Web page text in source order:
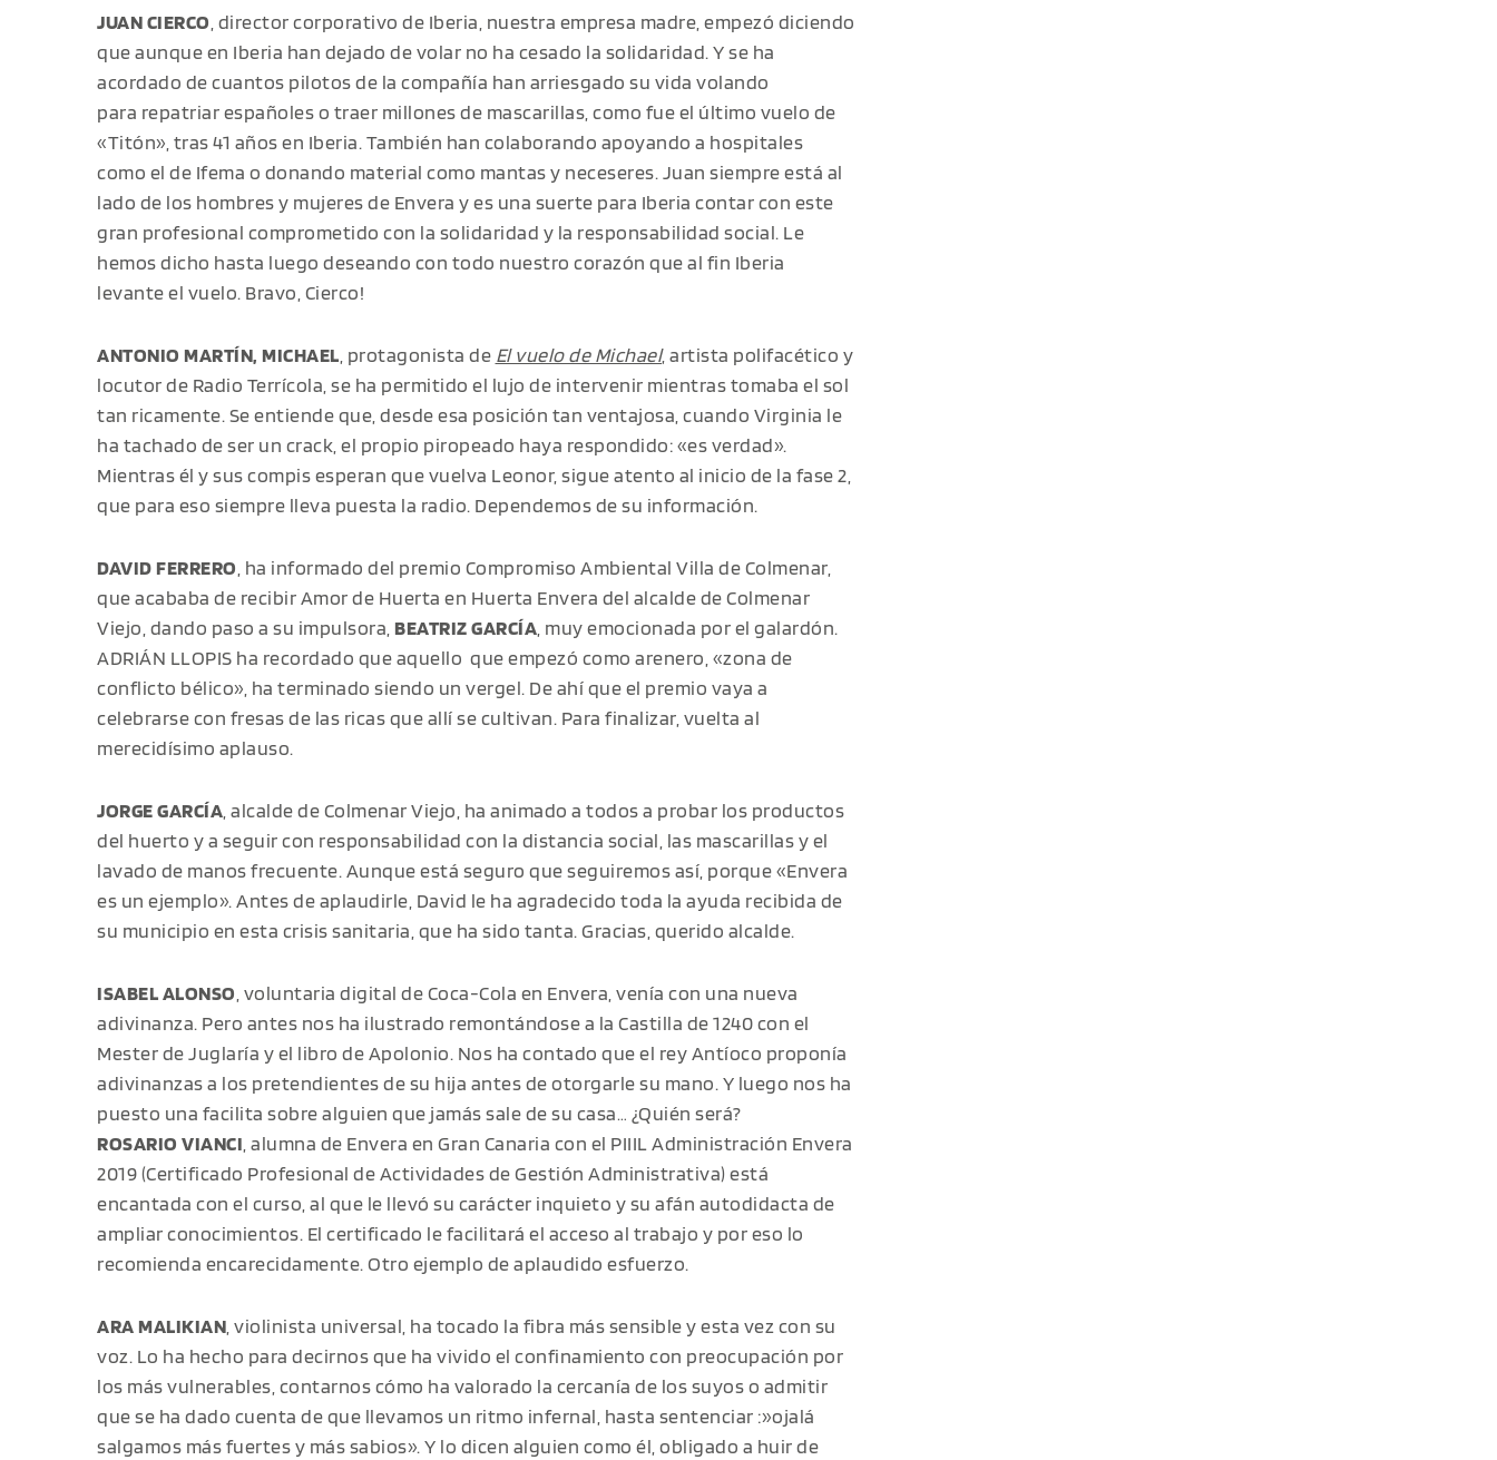
JUAN CIERCO , director corporativo de Iberia, nuestra empresa madre, empezó diciendo
que aunque en Iberia han dejado de volar no ha cesado la solidaridad. Y se ha
acordado de cuantos pilotos de la compañía han arriesgado su vida volando
para repatriar españoles o traer millones de mascarillas, como fue el último vuelo de
«Titón», tras 41 años en Iberia. También han colaborando apoyando a hospitales
como el de Ifema o donando material como mantas y neceseres. Juan siempre está al
lado de los hombres y mujeres de Envera y es una suerte para Iberia contar con este
gran profesional comprometido con la solidaridad y la responsabilidad social. Le
hemos dicho hasta luego deseando con todo nuestro corazón que al fin Iberia
levante el vuelo. Bravo, Cierco!
ANTONIO MARTÍN, MICHAEL , protagonista de El vuelo de Michael, artista polifacético y
locutor de Radio Terrícola, se ha permitido el lujo de intervenir mientras tomaba el sol
tan ricamente. Se entiende que, desde esa posición tan ventajosa, cuando Virginia le
ha tachado de ser un crack, el propio piropeado haya respondido: «es verdad».
Mientras él y sus compis esperan que vuelva Leonor, sigue atento al inicio de la fase 2,
que para eso siempre lleva puesta la radio. Dependemos de su información.
DAVID FERRERO , ha informado del premio Compromiso Ambiental Villa de Colmenar,
que acababa de recibir Amor de Huerta en Huerta Envera del alcalde de Colmenar
Viejo, dando paso a su impulsora, BEATRIZ GARCÍA , muy emocionada por el galardón.
ADRIÁN LLOPIS ha recordado que aquello que empezó como arenero, «zona de
conflicto bélico», ha terminado siendo un vergel. De ahí que el premio vaya a
celebrarse con fresas de las ricas que allí se cultivan. Para finalizar, vuelta al
merecidísimo aplauso.
JORGE GARCÍA , alcalde de Colmenar Viejo, ha animado a todos a probar los productos
del huerto y a seguir con responsabilidad con la distancia social, las mascarillas y el
lavado de manos frecuente. Aunque está seguro que seguiremos así, porque «Envera
es un ejemplo». Antes de aplaudirle, David le ha agradecido toda la ayuda recibida de
su municipio en esta crisis sanitaria, que ha sido tanta. Gracias, querido alcalde.
ISABEL ALONSO, voluntaria digital de Coca-Cola en Envera, venía con una nueva
adivinanza. Pero antes nos ha ilustrado remontándose a la Castilla de 1240 con el
Mester de Juglaría y el libro de Apolonio. Nos ha contado que el rey Antíoco proponía
adivinanzas a los pretendientes de su hija antes de otorgarle su mano. Y luego nos ha
puesto una facilita sobre alguien que jamás sale de su casa… ¿Quién será?
ROSARIO VIANCI, alumna de Envera en Gran Canaria con el PIIIL Administración Envera
2019 (Certificado Profesional de Actividades de Gestión Administrativa) está
encantada con el curso, al que le llevó su carácter inquieto y su afán autodidacta de
ampliar conocimientos. El certificado le facilitará el acceso al trabajo y por eso lo
recomienda encarecidamente. Otro ejemplo de aplaudido esfuerzo.
ARA MALIKIAN, violinista universal, ha tocado la fibra más sensible y esta vez con su
voz. Lo ha hecho para decirnos que ha vivido el confinamiento con preocupación por
los más vulnerables, contarnos cómo ha valorado la cercanía de los suyos o admitir
que se ha dado cuenta de que llevamos un ritmo infernal, hasta sentenciar :»ojalá
salgamos más fuertes y más sabios». Y lo dicen alguien como él, obligado a huir de